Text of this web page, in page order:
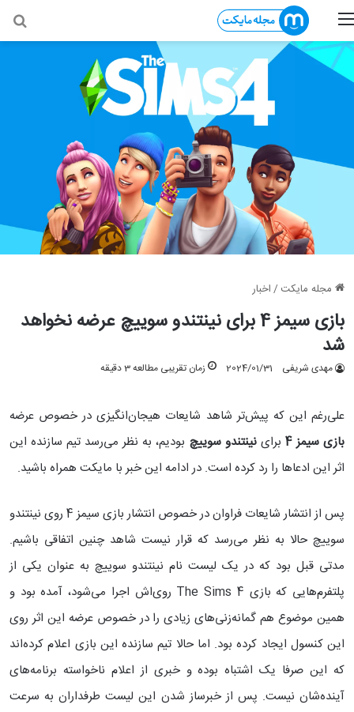
منو
مجله مایکت /اخبار
بازی سیمز 4 برای نینتندو سوییچ عرضه نخواهد
شد
مهدی شریفی 2024/01/31 زمان تقریبی مطالعه 3 دقیقه
علی‌رغم این که پیش‌تر شاهد شایعات هیجان‌انگیزی در خصوص عرضه
بازی سیمز 4 براینینتندو سوییچ بودیم، به نظر می‌رسد تیم سازنده این
اثر این ادعاها را رد کرده است. در ادامه این خبر با مایکت همراه باشید.
پس از انتشار شایعات فراوان در خصوص انتشار بازی سیمز 4 روی نینتندو
سوییچ حالا به نظر می‌رسد که قرار نیست شاهد چنین اتفاقی باشیم.
مدتی قبل بود که در یک لیست نام نینتندو سوییچ به عنوان یکی از
پلتفرم‌هایی که بازی The Sims 4 روی‌اش اجرا می‌شود، آمده بود و
همین موضوع هم گمانه‌زنی‌های زیادی را در خصوص عرضه این اثر روی
این کنسول ایجاد کرده بود. اما حالا تیم سازنده این بازی اعلام کرده‌اند
که این صرفا یک اشتباه بوده و خبری از اعلام ناخواسته برنامه‌های
آینده‌شان نیست. پس از خبرساز شدن این لیست طرفداران به سرعت